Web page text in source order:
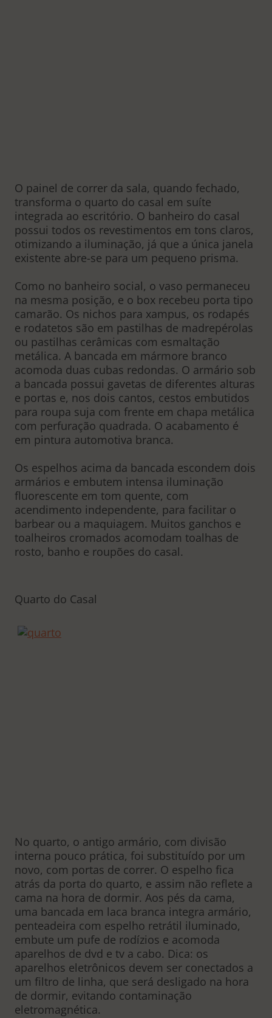
O painel de correr da sala, quando fechado,
transforma o quarto do casal em suíte
integrada ao escritório. O banheiro do casal
possui todos os revestimentos em tons claros,
otimizando a iluminação, já que a única janela
existente abre-se para um pequeno prisma.
Como no banheiro social, o vaso permaneceu
na mesma posição, e o box recebeu porta tipo
camarão. Os nichos para xampus, os rodapés
e rodatetos são em pastilhas de madrepérolas
ou pastilhas cerâmicas com esmaltação
metálica. A bancada em mármore branco
acomoda duas cubas redondas. O armário sob
a bancada possui gavetas de diferentes alturas
e portas e, nos dois cantos, cestos embutidos
para roupa suja com frente em chapa metálica
com perfuração quadrada. O acabamento é
em pintura automotiva branca.
Os espelhos acima da bancada escondem dois
armários e embutem intensa iluminação
fluorescente em tom quente, com
acendimento independente, para facilitar o
barbear ou a maquiagem. Muitos ganchos e
toalheiros cromados acomodam toalhas de
rosto, banho e roupões do casal.
Quarto do Casal
No quarto, o antigo armário, com divisão
interna pouco prática, foi substituído por um
novo, com portas de correr. O espelho fica
atrás da porta do quarto, e assim não reflete a
cama na hora de dormir. Aos pés da cama,
uma bancada em laca branca integra armário,
penteadeira com espelho retrátil iluminado,
embute um pufe de rodízios e acomoda
aparelhos de dvd e tv a cabo. Dica: os
aparelhos eletrônicos devem ser conectados a
um filtro de linha, que será desligado na hora
de dormir, evitando contaminação
eletromagnética.